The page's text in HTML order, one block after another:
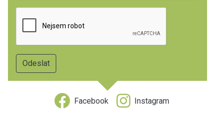
Facebook Instagram